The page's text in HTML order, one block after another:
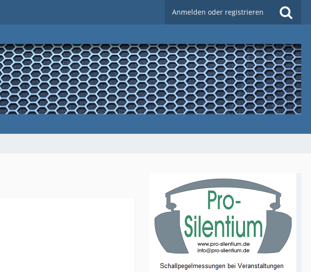
Anmelden oder registrieren